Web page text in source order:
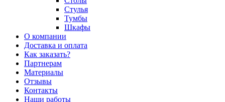
Стулья
Тумбы
Шкафы
О компании
Доставка и оплата
Как заказать?
Партнерам
Материалы
Отзывы
Контакты
Наши работы